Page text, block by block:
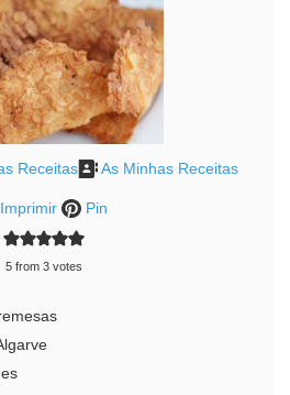
Receitas As Minhas Receitas
Imprimir Pin
5 from 3 votes